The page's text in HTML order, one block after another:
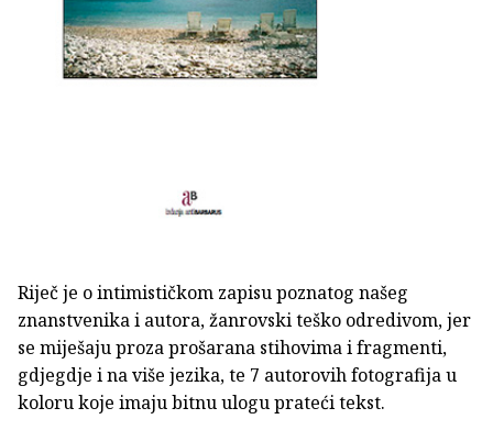
Riječ je o intimističkom zapisu poznatog našeg
znanstvenika i autora, žanrovski teško odredivom, jer
se miješaju proza prošarana stihovima i fragmenti,
gdjegdje i na više jezika, te 7 autorovih fotografija u
koloru koje imaju bitnu ulogu prateći tekst.